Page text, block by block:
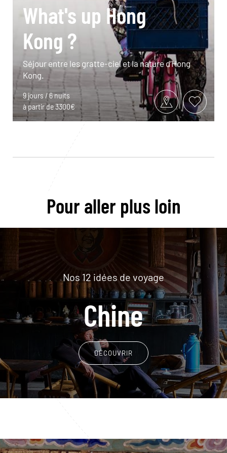
What's up Hong
Kong ?
Séjour entre les gratte-ciel et la nature d’Hong
Kong.
9 jours / 6 nuits
à partir de 3300€
Pour aller plus loin
Nos 12 idées de voyage
Chine
DÉCOUVRIR